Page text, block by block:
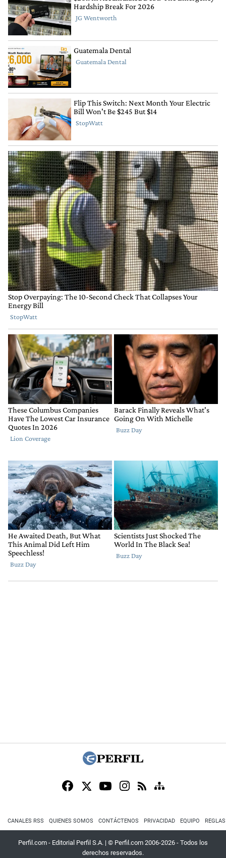
CANALES RSS QUIENES SOMOS CONTÁCTENOS PRIVACIDAD EQUIPO
Perfil.com - Editorial Perfil S.A. | © Perfil.com 2006-2026 - Todos los
derechos reservados.